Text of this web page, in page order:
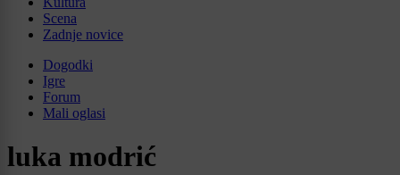
Scena
Zadnje novice
Dogodki
Igre
Forum
Mali oglasi
luka modrić